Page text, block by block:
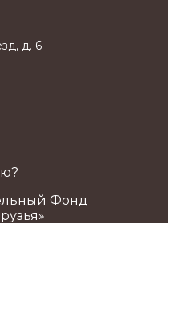
д. 6
Фонд